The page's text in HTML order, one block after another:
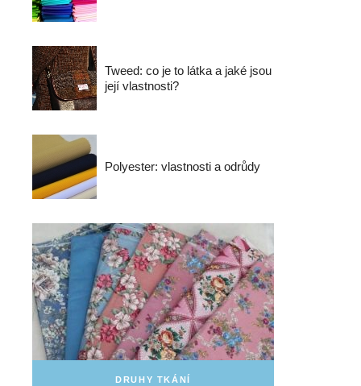
Tweed: co je to látka a jaké jsou
její vlastnosti?
Polyester: vlastnosti a odrůdy
DRUHY TKÁNÍ